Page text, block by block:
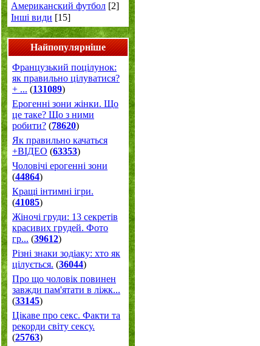
Американский футбол [2]
Інші види [15]
Найпопулярніше
Французький поцілунок:
як правильно цілуватися?
+ ... (131089)
Ерогенні зони жінки. Що
це таке? Що з ними
робити? (78620)
Як правильно качаться
+ВІДЕО (63353)
Чоловічі ерогенні зони
(44864)
Кращі інтимні ігри.
(41085)
Жіночі груди: 13 секретів
красивих грудей. Фото
гр... (39612)
Різні знаки зодіаку: хто як
цілується. (36044)
Про що чоловік повинен
завжди пам'ятати в ліжк...
(33145)
Цікаве про секс. Факти та
рекорди світу сексу.
(25763)